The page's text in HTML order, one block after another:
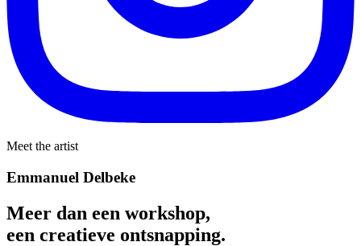
Meet the artist
Emmanuel Delbeke
Meer dan een workshop,
een creatieve ontsnapping.